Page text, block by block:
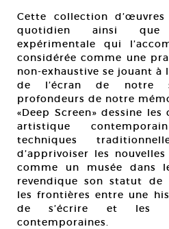
Cette collection
quotidien ainsi que
expérimentale qui
considérée comme une
non-exhaustive se jouant à
de l’écran de notre
profondeurs de notre
«Deep Screen» dessine
artistique
techniques
d’apprivoiser les
comme un musée dans
revendique son statut de
les frontières entre une
de s’écrire et les
contemporaines.